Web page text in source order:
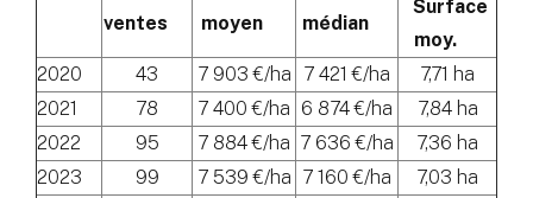
ventes
moyen
médian
Surface
moy.
2020
43 7 903 €/ha 7 421 €/ha
7,71 ha
2021
78 7 400 €/ha 6 874 €/ha
7,84 ha
2022
95 7 884 €/ha 7 636 €/ha
7,36 ha
2023
99 7 539 €/ha 7 160 €/ha
7,03 ha